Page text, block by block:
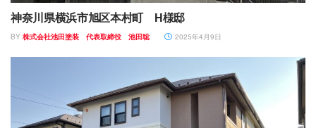
神奈川県横浜市旭区本村町 H様邸
BY 株式会社池田塗装 代表取締役 池田聡 2025年4月9日